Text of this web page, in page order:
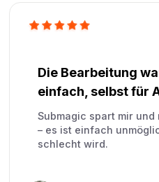
Die Bearbeitung
einfach, selbst für
Submagic spart mir und
– es ist einfach
schlecht wird.